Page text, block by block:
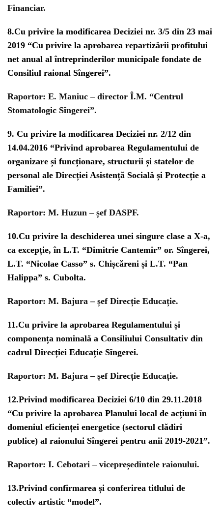
Financiar.
8.Cu privire la modificarea Deciziei nr. 3/5 din 23 mai
2019 “Cu privire la aprobarea repartizării profitului
net anual al întreprinderilor municipale fondate de
Consiliul raional Sîngerei”.
Raportor: E. Maniuc – director Î.M. “Centrul
Stomatologic Sîngerei”.
9. Cu privire la modificarea Deciziei nr. 2/12 din
14.04.2016 “Privind aprobarea Regulamentului de
organizare și funcționare, structurii și statelor de
personal ale Direcției Asistență Socială și Protecție a
Familiei”.
Raportor: M. Huzun – șef DASPF.
10.Cu privire la deschiderea unei singure clase a X-a,
ca excepție, în L.T. “Dimitrie Cantemir” or. Sîngerei,
L.T. “Nicolae Casso” s. Chișcăreni și L.T. “Pan
Halippa” s. Cubolta.
Raportor: M. Bajura – șef Direcție Educație.
11.Cu privire la aprobarea Regulamentului și
componența nominală a Consiliului Consultativ din
cadrul Direcției Educație Sîngerei.
Raportor: M. Bajura – șef Direcție Educație.
12.Privind modificarea Deciziei 6/10 din 29.11.2018
“Cu privire la aprobarea Planului local de acțiuni în
domeniul eficienței energetice (sectorul clădiri
publice) al raionului Sîngerei pentru anii 2019-2021”.
Raportor: I. Cebotari – vicepreședintele raionului.
13.Privind confirmarea și conferirea titlului de
colectiv artistic “model”.